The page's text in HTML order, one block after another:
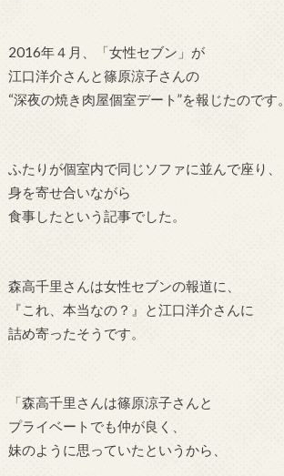
2016年４月、「女性セブン」が
江口洋介さんと篠原涼子さんの
“深夜の焼き肉屋個室デート”を報じたのです。
ふたりが個室内で同じソファに並んで座り、
身を寄せ合いながら
食事したという記事でした。
森高千里 さんは女性セブンの報道に、
『これ、本当なの？』と江口洋介さんに
詰め寄ったそうです。
「森高千里さんは篠原涼子さんと
プライベートでも仲が良く、
妹のように思っていたというから、